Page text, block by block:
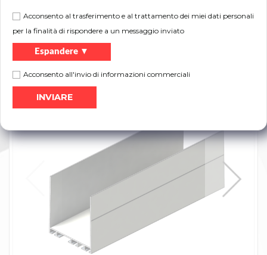
Acconsento al trasferimento e al trattamento dei miei dati personali
per la finalità di rispondere a un messaggio inviato
Espandere ▼
Acconsento all'invio di informazioni commerciali
Volantino:
Stampa Catalogo dei prodotti